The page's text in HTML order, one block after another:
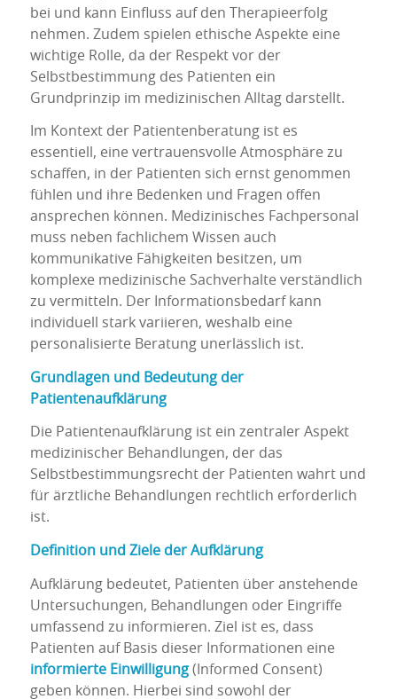
bei und kann Einfluss auf den Therapieerfolg
nehmen. Zudem spielen ethische Aspekte eine
wichtige Rolle, da der Respekt vor der
Selbstbestimmung des Patienten ein
Grundprinzip im medizinischen Alltag darstellt.
Im Kontext der Patientenberatung ist es
essentiell, eine vertrauensvolle Atmosphäre zu
schaffen, in der Patienten sich ernst genommen
fühlen und ihre Bedenken und Fragen offen
ansprechen können. Medizinisches Fachpersonal
muss neben fachlichem Wissen auch
kommunikative Fähigkeiten besitzen, um
komplexe medizinische Sachverhalte verständlich
zu vermitteln. Der Informationsbedarf kann
individuell stark variieren, weshalb eine
personalisierte Beratung unerlässlich ist.
Grundlagen und Bedeutung der
Patientenaufklärung
Die Patientenaufklärung ist ein zentraler Aspekt
medizinischer Behandlungen, der das
Selbstbestimmungsrecht der Patienten wahrt und
für ärztliche Behandlungen rechtlich erforderlich
ist.
Definition und Ziele der Aufklärung
Aufklärung bedeutet, Patienten über anstehende
Untersuchungen, Behandlungen oder Eingriffe
umfassend zu informieren. Ziel ist es, dass
Patienten auf Basis dieser Informationen eine
informierte Einwilligung(Informed Consent)
geben können. Hierbei sind sowohl der